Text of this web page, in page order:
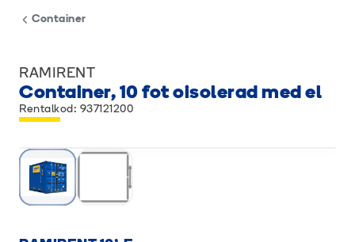
Container
RAMIRENT
Container, 10 fot oisolerad med el
Rentalkod: 937121200